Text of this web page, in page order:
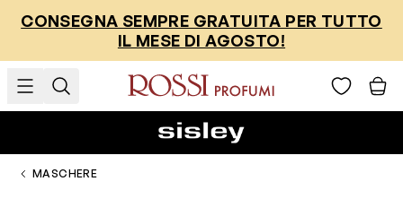
CONSEGNA SEMPRE GRATUITA PER TUTTO
IL MESE DI AGOSTO!
MASCHERE